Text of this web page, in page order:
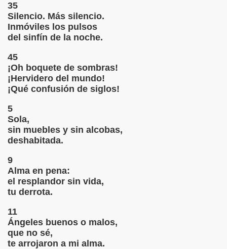
35
Silencio. Más silencio.
Inmóviles los pulsos
del sinfín de la noche.
45
¡Oh boquete de sombras!
¡Hervidero del mundo!
¡Qué confusión de siglos!
5
Sola,
sin muebles y sin alcobas,
deshabitada.
9
Alma en pena:
el resplandor sin vida,
tu derrota.
11
Ángeles buenos o malos,
que no sé,
te arrojaron a mi alma.
Y LOS MÉDICOS